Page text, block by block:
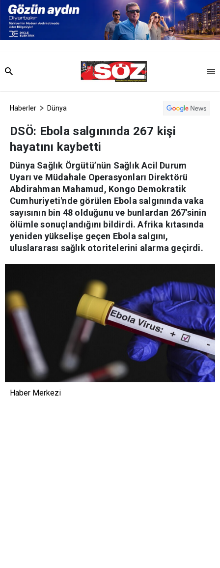
Haberler Dünya
DSÖ: Ebola salgınında 267 kişi
hayatını kaybetti
Dünya Sağlık Örgütü’nün Sağlık Acil Durum
Uyarı ve Müdahale Operasyonları Direktörü
Abdirahman Mahamud, Kongo Demokratik
Cumhuriyeti'nde görülen Ebola salgınında vaka
sayısının bin 48 olduğunu ve bunlardan 267'sinin
ölümle sonuçlandığını bildirdi. Afrika kıtasında
yeniden yükselişe geçen Ebola salgını,
uluslararası sağlık otoritelerini alarma geçirdi.
Haber Merkezi